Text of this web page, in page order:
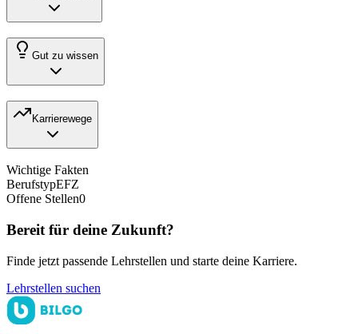
Gut zu wissen
Karrierewege
Wichtige Fakten
BerufstypEFZ
Offene Stellen0
Bereit für deine Zukunft?
Finde jetzt passende Lehrstellen und starte deine Karriere.
Lehrstellen suchen